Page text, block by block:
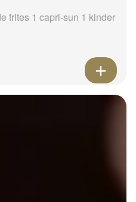
frites 1 capri-sun 1 kinder